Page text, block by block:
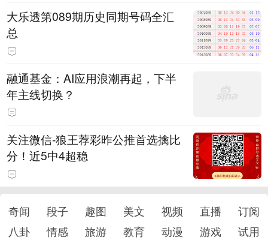
大乐透第089期历史同期号码全汇
总
融通基金：AI应用浪潮再起，下半
年主线切换？
关注微信-狼王荐彩昨公推首选擒比
分！近5中4超稳
奇闻 段子 趣图 美文 视频 直播
订阅
八卦
情感 旅游 教育 动漫 游戏 试用